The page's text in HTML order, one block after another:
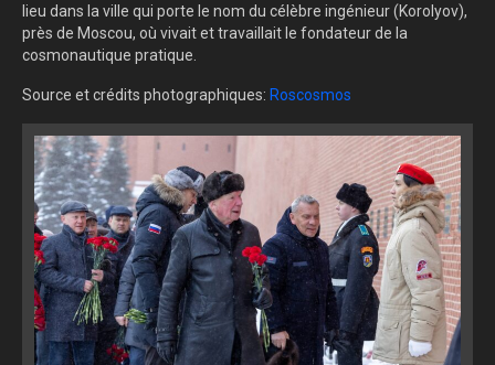
lieu dans la ville qui porte le nom du célèbre ingénieur (Korolyov),
près de Moscou, où vivait et travaillait le fondateur de la
cosmonautique pratique.
Source et crédits photographiques: Roscosmos